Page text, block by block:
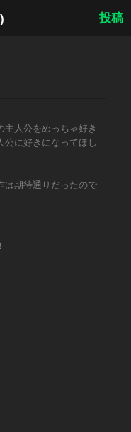
投稿
人公をめっちゃ好き
公に好きになってほし
は期待通りだったので